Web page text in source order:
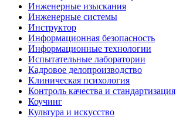
Инженерные изыскания
Инженерные системы
Инструктор
Информационная безопасность
Информационные технологии
Испытательные лаборатории
Кадровое делопроизводство
Клиническая психология
Контроль качества и стандартизация
Коучинг
Культура и искусство